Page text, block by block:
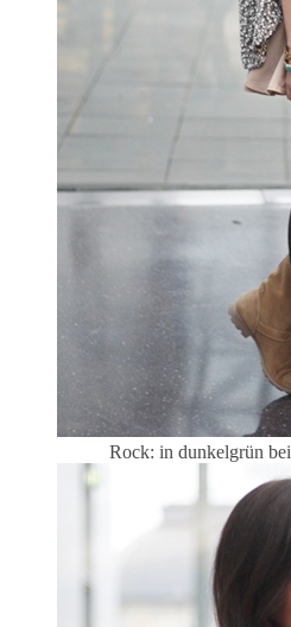
Rock: in dunkelgrün bei